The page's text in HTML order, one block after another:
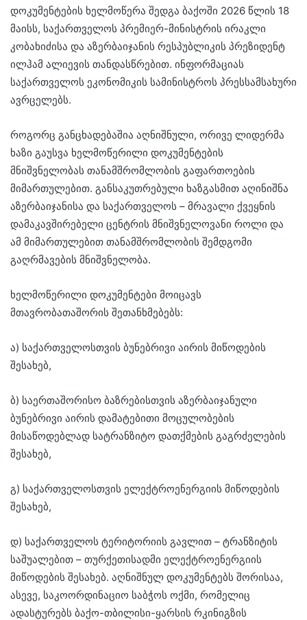
დოკუმენტების ხელმოწერა შედგა ბაქოში 2026 წლის 18
მაისს, საქართველოს პრემიერ-მინისტრის ირაკლი
კობახიძისა და აზერბაიჯანის რესპუბლიკის პრეზიდენტ
ილჰამ ალიევის თანდასწრებით. ინფორმაციას
საქართველოს ეკონომიკის სამინისტროს პრესსამსახური
ავრცელებს.
როგორც განცხადებაშია აღნიშნული, ორივე ლიდერმა
ხაზი გაუსვა ხელმოწერილი დოკუმენტების
მნიშვნელობას თანამშრომლობის გაფართოების
მიმართულებით. განსაკუთრებული ხაზგასმით აღინიშნა
აზერბაიჯანისა და საქართველოს – მრავალი ქვეყნის
დამაკავშირებელი ცენტრის მნიშვნელოვანი როლი და
ამ მიმართულებით თანამშრომლობის შემდგომი
გაღრმავების მნიშვნელობა.
ხელმოწერილი დოკუმენტები მოიცავს
მთავრობათაშორის შეთანხმებებს:
ა) საქართველოსთვის ბუნებრივი აირის მიწოდების
შესახებ,
ბ) საერთაშორისო ბაზრებისთვის აზერბაიჯანული
ბუნებრივი აირის დამატებითი მოცულობების
მისაწოდებლად სატრანზიტო დათქმების გაგრძელების
შესახებ,
გ) საქართველოსთვის ელექტროენერგიის მიწოდების
შესახებ,
დ) საქართველოს ტერიტორიის გავლით – ტრანზიტის
საშუალებით – თურქეთისადმი ელექტროენერგიის
მიწოდების შესახებ. აღნიშნულ დოკუმენტებს შორისაა,
ასევე, საკოორდინაციო საბჭოს ოქმი, რომელიც
ადასტურებს ბაქო-თბილისი-ყარსის რკინიგზის